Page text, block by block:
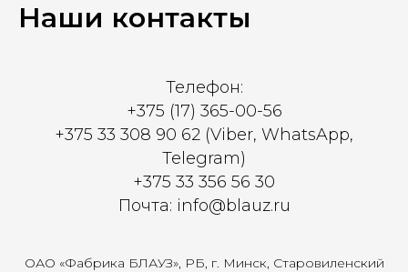
Наши контакты
Телефон:
+375 (17) 365-00-56
+375 33 308 90 62 (Viber, WhatsApp,
Telegram)
+375 33 356 56 30
Почта: info@blauz.ru
ОАО «Фабрика БЛАУЗ», РБ, г. Минск, Старовиленский